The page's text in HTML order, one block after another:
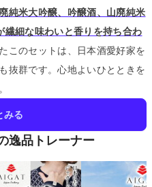
純米大吟醸、吟醸酒、山廃純米
細な味わいと香りを持ち合わ
このセットは、日本酒愛好家を
抜群です。心地よいひとときを
みる
逸品トレーナー